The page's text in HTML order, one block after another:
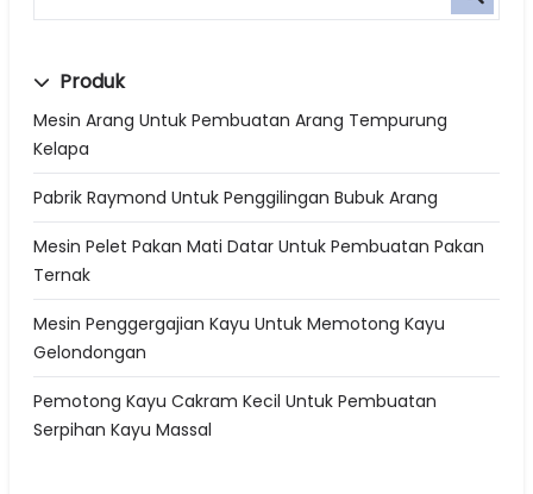
Produk
Mesin Arang Untuk Pembuatan Arang Tempurung
Kelapa
Pabrik Raymond Untuk Penggilingan Bubuk Arang
Mesin Pelet Pakan Mati Datar Untuk Pembuatan Pakan
Ternak
Mesin Penggergajian Kayu Untuk Memotong Kayu
Gelondongan
Pemotong Kayu Cakram Kecil Untuk Pembuatan
Serpihan Kayu Massal